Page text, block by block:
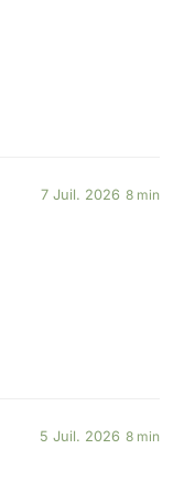
7 Juil. 2026 8 min
5 Juil. 2026 8 min